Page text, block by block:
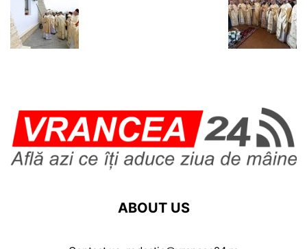
ABOUT US